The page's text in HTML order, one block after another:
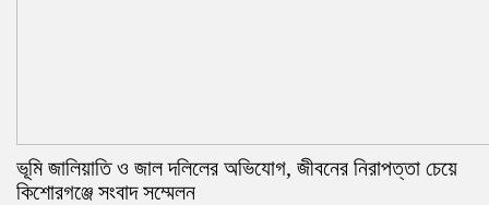
ভূমি জালিয়াতি ও জাল দলিলের অভিযোগ, জীবনের নিরাপত্তা চেয়ে
কিশোরগঞ্জে সংবাদ সম্মেলন